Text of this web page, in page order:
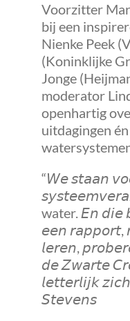
Voorzitter
bij een
Nienke Peek
(Koninklijke
Jonge
moderator
openhartig
uitdagingen
“𝘞𝘦 𝘴𝘵𝘢𝘢𝘯
water.𝘌𝘯 𝘥𝘪𝘦
𝘦𝘦𝘯
𝘭𝘦𝘳𝘦𝘯,
𝘥𝘦 𝘡𝘸𝘢𝘳𝘵𝘦
𝘭𝘦𝘵𝘵𝘦𝘳𝘭𝘪𝘫𝘬
𝘚𝘵𝘦𝘷𝘦𝘯𝘴